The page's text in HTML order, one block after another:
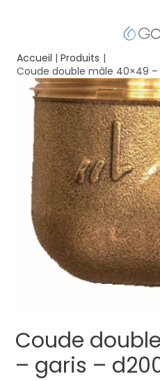
Accueil
Produits
Coude double mâle 40×49 –
Coude
– garis –